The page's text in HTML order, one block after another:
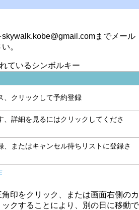
までメール
。
ているシンボルキー
、クリックして予約登録
、詳細を見るにはクリックしてくださ
、またはキャンセル待ちリストに登録さ
印をクリック、または画面右側のカ
クすることにより、別の日に移動で